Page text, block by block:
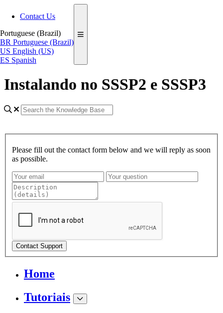
Contact Us
Portuguese (Brazil)
BR Portuguese (Brazil)
US English (US)
ES Spanish
Instalando no SSSP2 e SSSP3
Please fill out the contact form below and we will reply as soon
as possible.
Contact Support
Home
Tutoriais